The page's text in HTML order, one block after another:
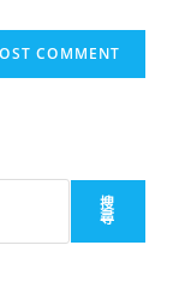
搜
尋